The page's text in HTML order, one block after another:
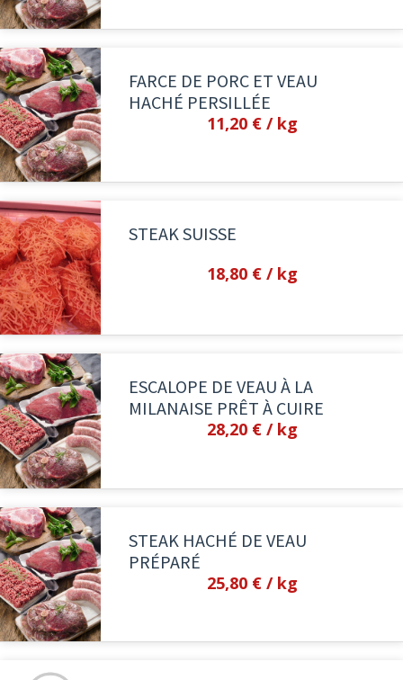
FARCE DE PORC ET VEAU
HACHÉ PERSILLÉE
11,20 €/ kg
STEAK SUISSE
18,80 €/ kg
ESCALOPE DE VEAU À LA
MILANAISE PRÊT À CUIRE
28,20 €/ kg
STEAK HACHÉ DE VEAU
PRÉPARÉ
25,80 €/ kg